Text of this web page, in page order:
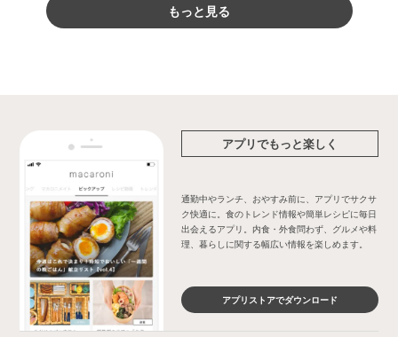
もっと見る
アプリでもっと楽しく
通勤中やランチ、おやすみ前に、アプリでサクサ
ク快適に。食のトレンド情報や簡単レシピに毎日
出会えるアプリ。内食・外食問わず、グルメや料
理、暮らしに関する幅広い情報を楽しめます。
アプリストアでダウンロード